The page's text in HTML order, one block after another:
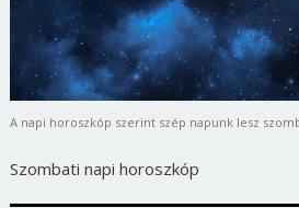
A napi horoszkóp szerint szép napunk lesz
Szombati napi horoszkóp